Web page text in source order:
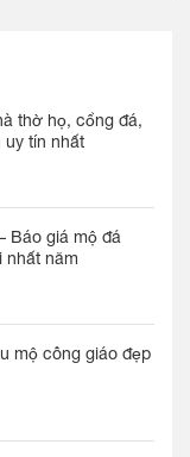
thờ họ, cổng đá,
tín nhất
Báo giá mộ đá
nhất năm
mộ công giáo đẹp